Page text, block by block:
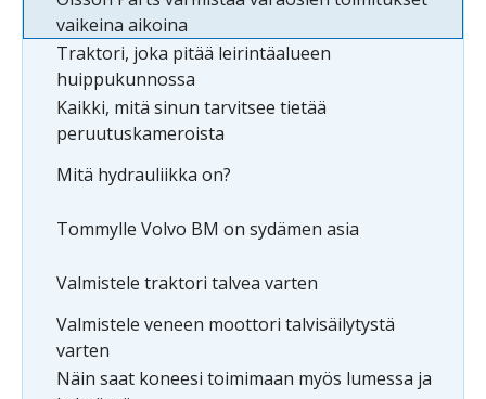
vaikeina aikoina
Traktori, joka pitää leirintäalueen
huippukunnossa
Kaikki, mitä sinun tarvitsee tietää
peruutuskameroista
Mitä hydrauliikka on?
Tommylle Volvo BM on sydämen asia
Valmistele traktori talvea varten
Valmistele veneen moottori talvisäilytystä
varten
Näin saat koneesi toimimaan myös lumessa ja